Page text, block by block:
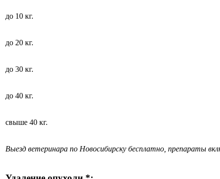
до 10 кг.
до 20 кг.
до 30 кг.
до 40 кг.
свыше 40 кг.
Выезд ветеринара по Новосибирску бесплатно, препараты